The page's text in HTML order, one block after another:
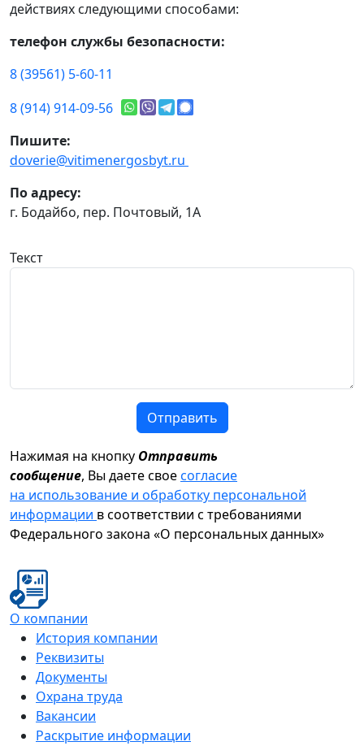
действиях следующими способами:
телефон службы безопасности:
8 (39561) 5-60-11
8 (914) 914-09-56
Пишите:
doverie@vitimenergosbyt.ru
По адресу:
г. Бодайбо, пер. Почтовый, 1А
Текст
Отправить
Нажимая на кнопку Отправить
сообщение, Вы даете своесогласие
на использование и обработку персональной
информации в соответствии с требованиями
Федерального закона «О персональных данных»
О компании
История компании
Реквизиты
Документы
Охрана труда
Вакансии
Раскрытие информации